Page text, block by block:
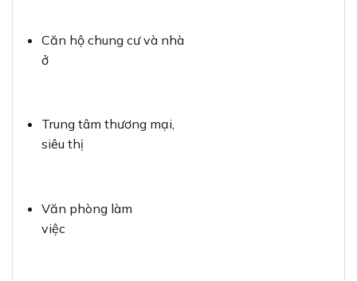
Căn hộ chung cư và nhà
ở
Trung tâm thương mại,
siêu thị
Văn phòng làm
việc